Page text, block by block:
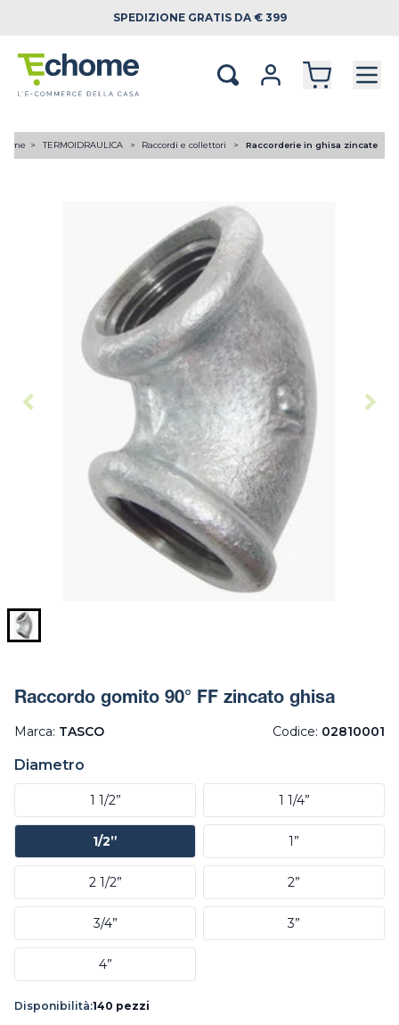
SPEDIZIONE GRATIS DA € 399
Home TERMOIDRAULICA Raccordi e collettori Raccorderie in ghisa zincate
Raccordo gomito 90° FF zincato ghisa
Marca: TASCO Codice: 02810001
Diametro
1 1/2” 1 1/4”
1/2” 1”
2 1/2” 2”
3/4” 3”
4”
Disponibilità:140 pezzi